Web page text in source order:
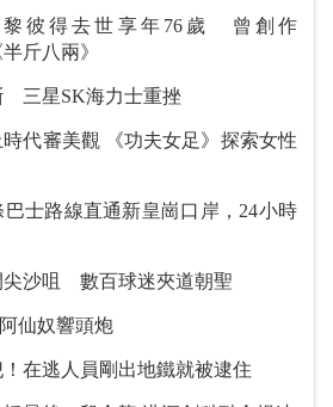
黎彼得去世享年76歲 曾創作
斤八兩》
三星SK海力士重挫
功夫女足》探索女性
巴士路線直通新皇崗口岸，24小時
尖沙咀 數百球迷夾道朝聖
仙奴響頭炮
在逃人員剛出地鐵就被逮住